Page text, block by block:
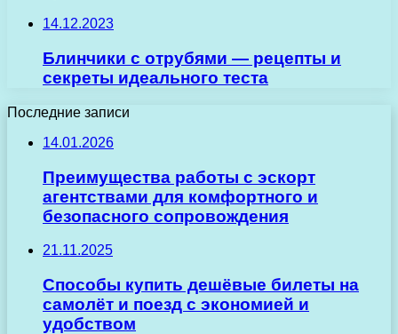
14.12.2023
Блинчики с отрубями — рецепты и
секреты идеального теста
Последние записи
14.01.2026
Преимущества работы с эскорт
агентствами для комфортного и
безопасного сопровождения
21.11.2025
Способы купить дешёвые билеты на
самолёт и поезд с экономией и
удобством